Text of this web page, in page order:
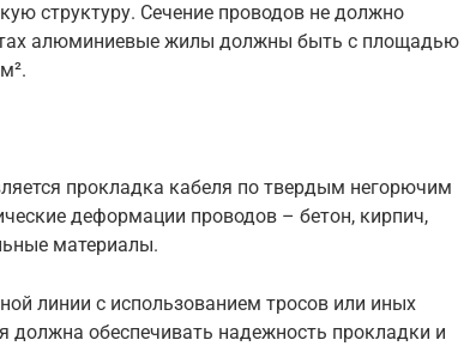
структуру. Сечение проводов не должно
алюминиевые жилы должны быть с площадью
прокладка кабеля по твердым негорючим
деформации проводов – бетон, кирпич,
материалы.
линии с использованием тросов или иных
должна обеспечивать надежность прокладки и